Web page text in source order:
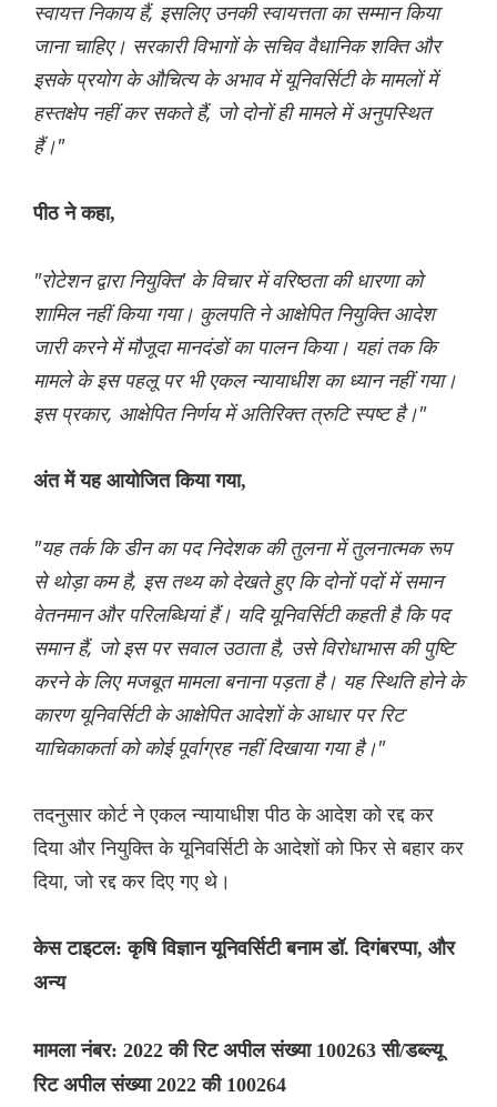
स्वायत्त निकाय हैं, इसलिए उनकी स्वायत्तता का सम्मान किया
जाना चाहिए। सरकारी विभागों के सचिव वैधानिक शक्ति और
इसके प्रयोग के औचित्य के अभाव में यूनिवर्सिटी के मामलों में
हस्तक्षेप नहीं कर सकते हैं, जो दोनों ही मामले में अनुपस्थित
हैं।"
पीठ ने कहा,
"रोटेशन द्वारा नियुक्ति' के विचार में वरिष्ठता की धारणा को
शामिल नहीं किया गया। कुलपति ने आक्षेपित नियुक्ति आदेश
जारी करने में मौजूदा मानदंडों का पालन किया। यहां तक ​​कि
मामले के इस पहलू पर भी एकल न्यायाधीश का ध्यान नहीं गया।
इस प्रकार, आक्षेपित निर्णय में अतिरिक्त त्रुटि स्पष्ट है।"
अंत में यह आयोजित किया गया,
"यह तर्क कि डीन का पद निदेशक की तुलना में तुलनात्मक रूप
से थोड़ा कम है, इस तथ्य को देखते हुए कि दोनों पदों में समान
वेतनमान और परिलब्धियां हैं। यदि यूनिवर्सिटी कहती है कि पद
समान हैं, जो इस पर सवाल उठाता है, उसे विरोधाभास की पुष्टि
करने के लिए मजबूत मामला बनाना पड़ता है। यह स्थिति होने के
कारण यूनिवर्सिटी के आक्षेपित आदेशों के आधार पर रिट
याचिकाकर्ता को कोई पूर्वाग्रह नहीं दिखाया गया है।"
तदनुसार कोर्ट ने एकल न्यायाधीश पीठ के आदेश को रद्द कर
दिया और नियुक्ति के यूनिवर्सिटी के आदेशों को फिर से बहार कर
दिया, जो रद्द कर दिए गए थे।
केस टाइटल: कृषि विज्ञान यूनिवर्सिटी बनाम डॉ. दिगंबरप्पा, और
अन्य
मामला नंबर: 2022 की रिट अपील संख्या 100263 सी/डब्ल्यू
रिट अपील संख्या 2022 की 100264